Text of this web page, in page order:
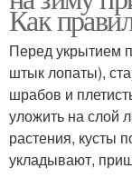
Как
Перед укрытием
штык лопаты),
шрабов и
уложить на слой
растения, кусты
укладывают,